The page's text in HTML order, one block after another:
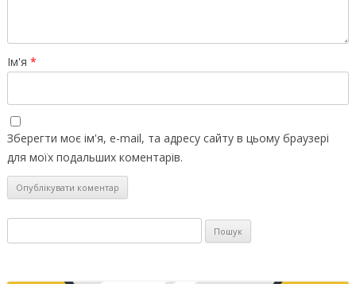
Ім'я *
Зберегти моє ім'я, e-mail, та адресу сайту в цьому браузері
для моїх подальших коментарів.